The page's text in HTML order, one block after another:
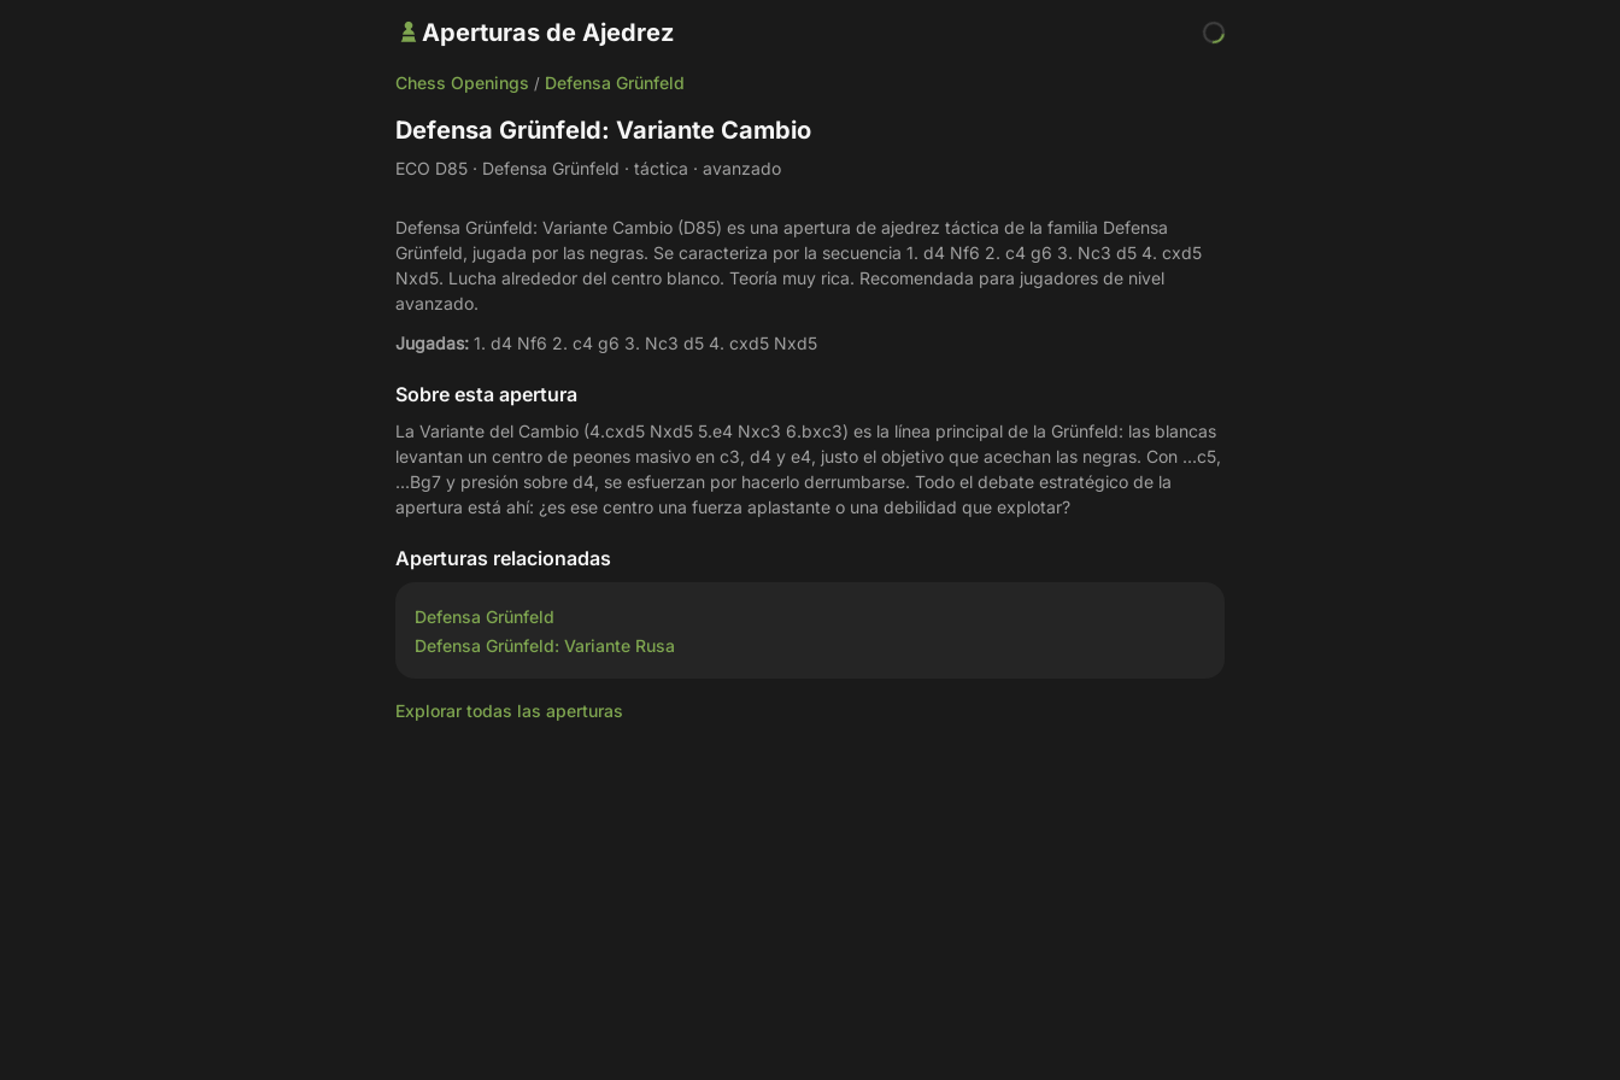
Aperturas de Ajedrez
Chess Openings / Defensa Grünfeld
Defensa Grünfeld: Variante Cambio
ECO D85 · Defensa Grünfeld · táctica · avanzado
Defensa Grünfeld: Variante Cambio (D85) es una apertura de ajedrez táctica de la familia Defensa
Grünfeld, jugada por las negras. Se caracteriza por la secuencia 1. d4 Nf6 2. c4 g6 3. Nc3 d5 4. cxd5
Nxd5. Lucha alrededor del centro blanco. Teoría muy rica. Recomendada para jugadores de nivel
avanzado.
Jugadas: 1. d4 Nf6 2. c4 g6 3. Nc3 d5 4. cxd5 Nxd5
Sobre esta apertura
La Variante del Cambio (4.cxd5 Nxd5 5.e4 Nxc3 6.bxc3) es la línea principal de la Grünfeld: las blancas
levantan un centro de peones masivo en c3, d4 y e4, justo el objetivo que acechan las negras. Con ...c5,
...Bg7 y presión sobre d4, se esfuerzan por hacerlo derrumbarse. Todo el debate estratégico de la
apertura está ahí: ¿es ese centro una fuerza aplastante o una debilidad que explotar?
Aperturas relacionadas
Defensa Grünfeld
Defensa Grünfeld: Variante Rusa
Explorar todas las aperturas